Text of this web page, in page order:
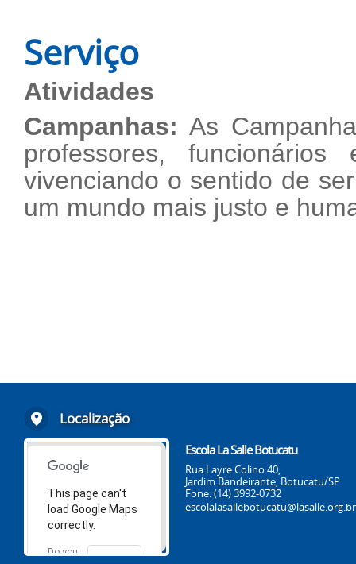
Serviço
Atividades
Campanhas: As
professores,
vivenciando o sentido de
um mundo mais justo e
Localização
This page can't
load Google Maps
correctly.
Do you
OK
Escola La Salle Botucatu
Rua Layre Colino 40,
Jardim Bandeirante, Botucatu/SP
Fone: (14) 3992-0732
escolalasallebotucatu@lasalle.org.br